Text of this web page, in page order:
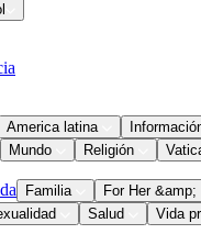
America latina
Mundo Religión
Familia
For Her
Salud Vida